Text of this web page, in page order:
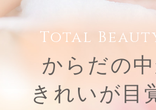
Total
からだの中
きれいが目